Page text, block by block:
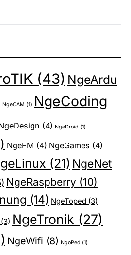
(43) NgeArdu
NgeCAM (1) NgeCoding
(4) NgeDroid (1)
NgeFM (4) NgeGames (4)
(21) NgeNet
NgeRaspberry (10)
(14) NgeToped (3)
(3) NgeTronik (27)
NgeWifi (8) NgoPed (1)